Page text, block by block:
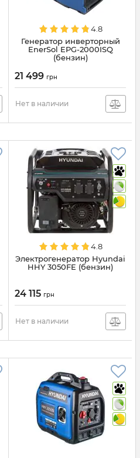
4.8
Генератор инверторный
EnerSol EPG-2000ISQ
(бензин)
21 499 грн
Нет в наличии
4.8
Электрогенератор Hyundai
HHY 3050FE (бензин)
24 115 грн
Нет в наличии